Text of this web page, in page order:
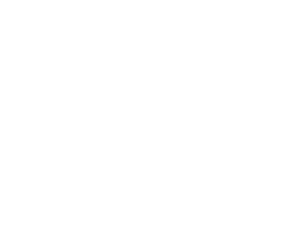
(aprox. 6 km).